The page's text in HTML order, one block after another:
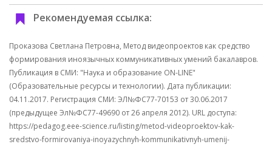
Рекомендуемая ссылка:
Проказова Светлана Петровна, Метод видеопроектов как средство
формирования иноязычных коммуникативных умений бакалавров.
Публикация в СМИ: "Наука и образование ON-LINE"
(Образовательные ресурсы и технологии). Дата публикации:
04.11.2017. Регистрация СМИ: ЭЛ№ФС77-70153 от 30.06.2017
(предыдущее Эл№ФC77-49690 от 26 апреля 2012). URL доступа:
https://pedagog.eee-science.ru/listing/metod-videoproektov-kak-
sredstvo-formirovaniya-inoyazychnyh-kommunikativnyh-umenij-